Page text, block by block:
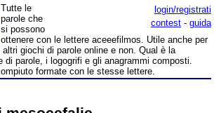
login/registrati
contest - guida
Tutte le
parole che
si possono
ottenere con le lettere aceeefilmos. Utile anche per
altri giochi di parole online e non. Qual è la
di parole, i logogrifi e gli anagrammi composti.
formate con le stesse lettere.